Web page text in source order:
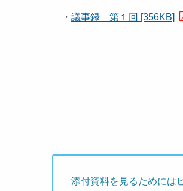
・ 議事録 第１回 [356KB]
添付資料を見るためには